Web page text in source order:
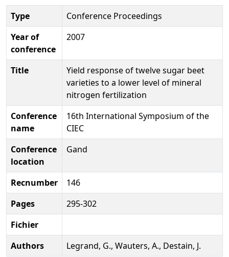
Type
Conference Proceedings
Year of
conference
2007
Title
Yield response of twelve sugar beet
varieties to a lower level of mineral
nitrogen fertilization
Conference
name
16th International Symposium of the
CIEC
Conference
location
Gand
Recnumber
146
Pages
295-302
Fichier
Authors
Legrand, G., Wauters, A., Destain, J.